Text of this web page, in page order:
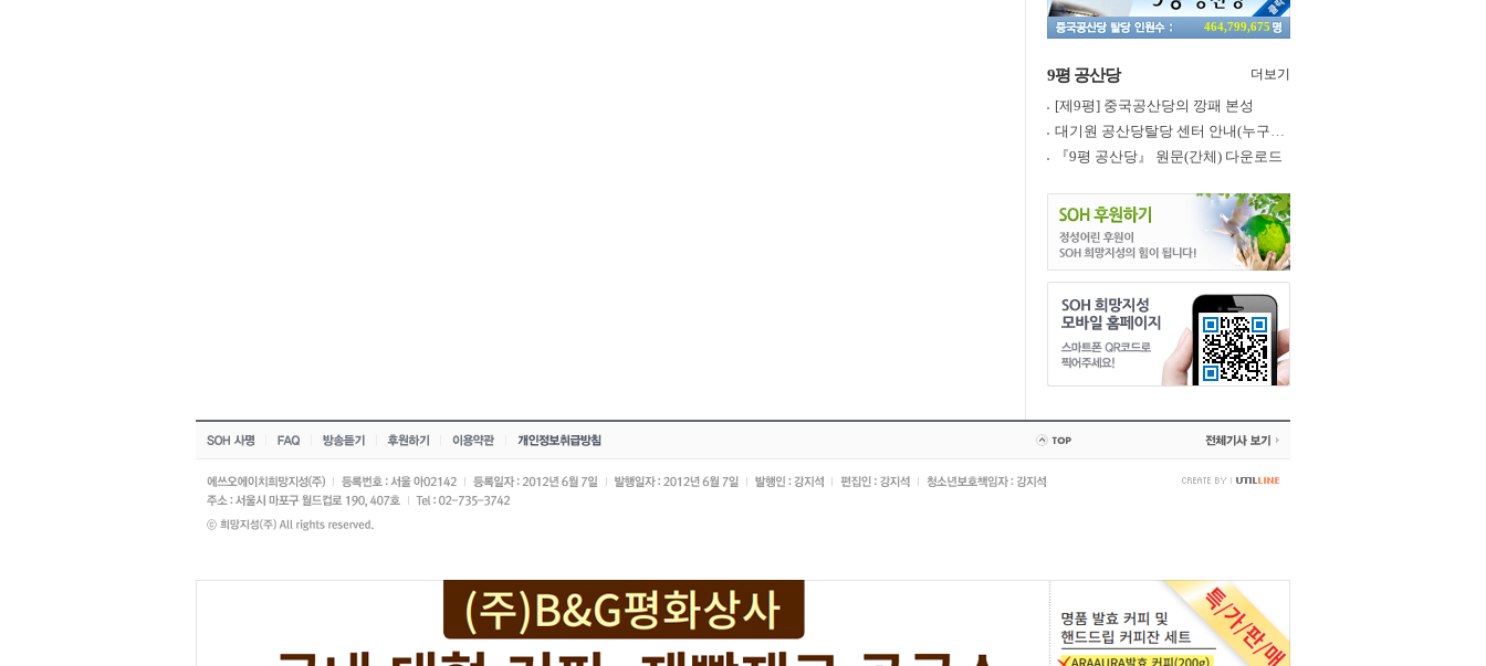
464,799,675
9평 공산당 더보기
[제9평] 중국공산당의 깡패 본성
대기원 공산당탈당 센터 안내(누구나 쉽게 退黨, 退團, 退隊 가능)
『9평 공산당』 원문(간체) 다운로드